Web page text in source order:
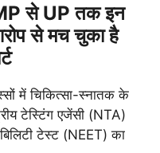
से UP तक इन
से मच चुका है
में चिकित्सा-स्नातक के
टेस्टिंग एजेंसी (NTA)
टेस्ट (NEET) का